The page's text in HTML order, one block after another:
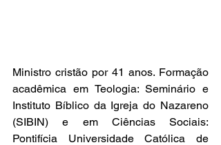
Ministro cristão por 41 anos. Formação
acadêmica em Teologia: Seminário e
Instituto Bíblico da Igreja do Nazareno
(SIBIN) e em Ciências Sociais:
Pontifícia Universidade Católica de